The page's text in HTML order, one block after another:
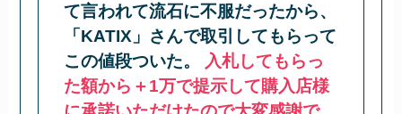
て言われて流石に不服だったから、
「KATIX」さんで取引してもらって
この値段ついた。
入札してもらっ
た額から＋1万で提示して購入店様